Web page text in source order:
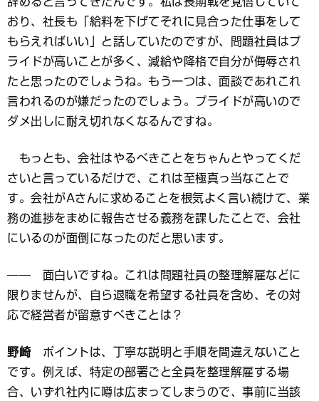
おり、社長も「給料を下げてそれに見合った仕事をして
もらえればいい」と話していたのですが、問題社員はプ
ライドが高いことが多く、減給や降格で自分が侮辱され
たと思ったのでしょうね。もう一つは、面談であれこれ
言われるのが嫌だったのでしょう。プライドが高いので
ダメ出しに耐え切れなくなるんですね。
もっとも、会社はやるべきことをちゃんとやってくだ
さいと言っているだけで、これは至極真っ当なことで
す。会社がAさんに求めることを根気よく言い続けて、業
務の進捗をまめに報告させる義務を課したことで、会社
にいるのが面倒になったのだと思います。
―― 面白いですね。これは問題社員の整理解雇などに
限りませんが、自ら退職を希望する社員を含め、その対
応で経営者が留意すべきことは？
野崎 ポイントは、丁寧な説明と手順を間違えないこと
です。例えば、特定の部署ごと全員を整理解雇する場
合、いずれ社内に噂は広まってしまうので、事前に当該